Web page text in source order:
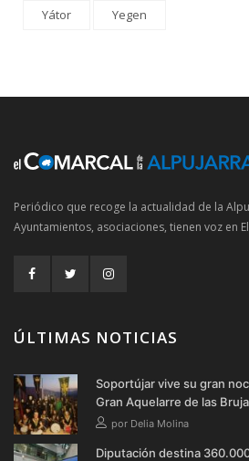
Yátor
Yegen
Periódico que recoge la actualidad de la
Ayuntamientos, asociaciones, tienen voz en
ÚLTIMAS NOTICIAS
Soportújar vive su gran
Gran Aquelarre de las
por Delia Molina
Diputación destina